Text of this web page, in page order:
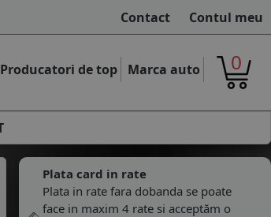
Contact Contul meu
Producatori de top Marca auto 0
Plata card in rate
Plata in rate fara dobanda se poate
face in maxim 4 rate si acceptăm o